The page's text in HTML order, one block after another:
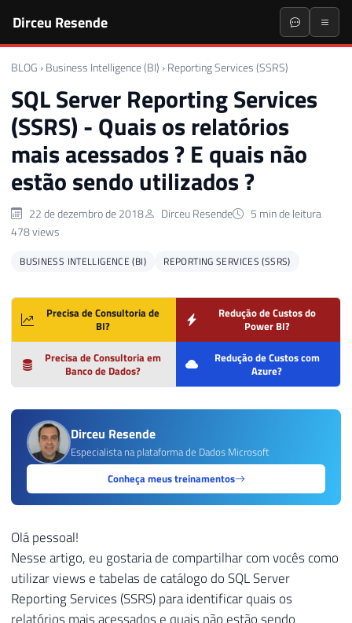
Dirceu Resende
BLOG › Business Intelligence (BI) › Reporting Services (SSRS)
SQL Server Reporting Services
(SSRS) - Quais os relatórios
mais acessados ? E quais não
estão sendo utilizados ?
22 de dezembro de 2018 Dirceu Resende
5 min de leitura
478 views
BUSINESS INTELLIGENCE (BI) REPORTING SERVICES (SSRS)
Precisa de Consultoria de
BI?
Redução de Custos do
Power BI?
Precisa de Consultoria em
Banco de Dados?
Redução de Custos com
Azure?
Dirceu Resende
Especialista na plataforma de Dados Microsoft
Conheça meus treinamentos
Olá pessoal!
Nesse artigo, eu gostaria de compartilhar com vocês como
utilizar views e tabelas de catálogo do SQL Server
Reporting Services (SSRS) para identificar quais os
relatórios mais acessados e quais não estão sendo